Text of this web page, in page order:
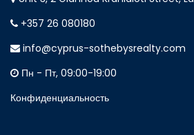
+357 26 080180
info@cyprus-sothebysrealty.com
Пн - Пт, 09:00-19:00
Конфиденциальность